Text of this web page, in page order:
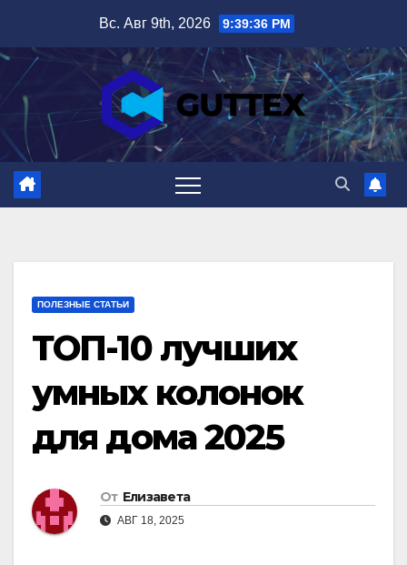
содержимому
Вс. Авг 9th, 2026 9:39:37 PM
ПОЛЕЗНЫЕ СТАТЬИ
ТОП-10 лучших
умных колонок
для дома 2025
От Елизавета
АВГ 18, 2025